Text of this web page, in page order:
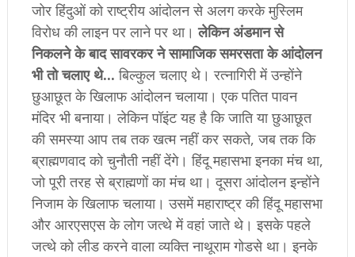
जोर हिंदुओं को राष्ट्रीय आंदोलन से अलग करके मुस्लिम
विरोध की लाइन पर लाने पर था।लेकिन अंडमान से
निकलने के बाद सावरकर ने सामाजिक समरसता के आंदोलन
भी तो चलाए थे... बिल्कुल चलाए थे। रत्नागिरी में उन्होंने
छुआछूत के खिलाफ आंदोलन चलाया। एक पतित पावन
मंदिर भी बनाया। लेकिन पॉइंट यह है कि जाति या छुआछूत
की समस्या आप तब तक खत्म नहीं कर सकते, जब तक कि
ब्राह्मणवाद को चुनौती नहीं देंगे। हिंदू महासभा इनका मंच था,
जो पूरी तरह से ब्राह्मणों का मंच था। दूसरा आंदोलन इन्होंने
निजाम के खिलाफ चलाया। उसमें महाराष्ट्र की हिंदू महासभा
और आरएसएस के लोग जत्थे में वहां जाते थे। इसके पहले
जत्थे को लीड करने वाला व्यक्ति नाथूराम गोडसे था। इनके